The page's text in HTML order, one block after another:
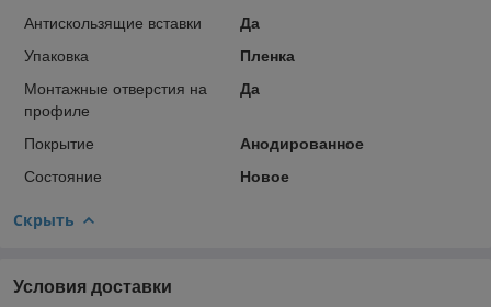
Антискользящие вставки
Да
Упаковка
Пленка
Монтажные отверстия на
профиле
Да
Покрытие
Анодированное
Состояние
Новое
Скрыть
Условия доставки